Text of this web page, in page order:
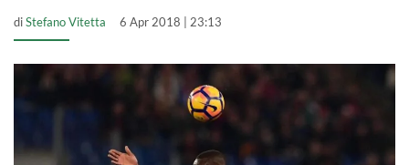
diStefano Vitetta 6 Apr 2018 | 23:13